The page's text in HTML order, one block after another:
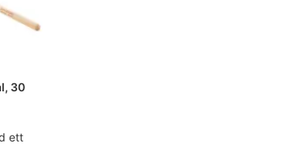
30
ett